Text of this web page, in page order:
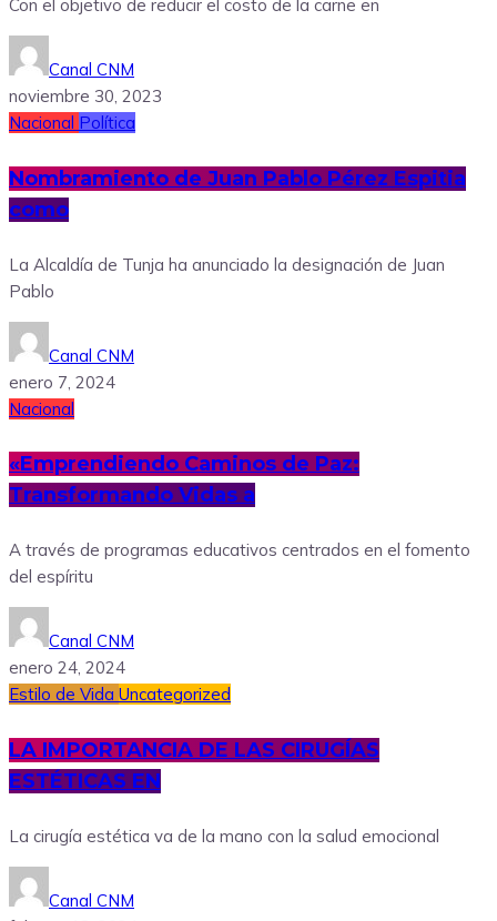
Con el objetivo de reducir el costo de la carne en
Canal CNM
noviembre 30, 2023
Nacional Política
Nombramiento de Juan Pablo Pérez Espitia
como
La Alcaldía de Tunja ha anunciado la designación de Juan
Pablo
Canal CNM
enero 7, 2024
Nacional
«Emprendiendo Caminos de Paz:
Transformando Vidas a
A través de programas educativos centrados en el fomento
del espíritu
Canal CNM
enero 24, 2024
Estilo de Vida Uncategorized
LA IMPORTANCIA DE LAS CIRUGÍAS
ESTÉTICAS EN
La cirugía estética va de la mano con la salud emocional
Canal CNM